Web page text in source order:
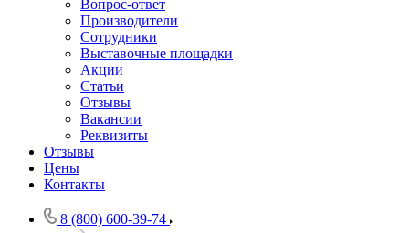
Вопрос-ответ
Производители
Сотрудники
Выставочные площадки
Акции
Статьи
Отзывы
Вакансии
Реквизиты
Отзывы
Цены
Контакты
8 (800) 600-39-74